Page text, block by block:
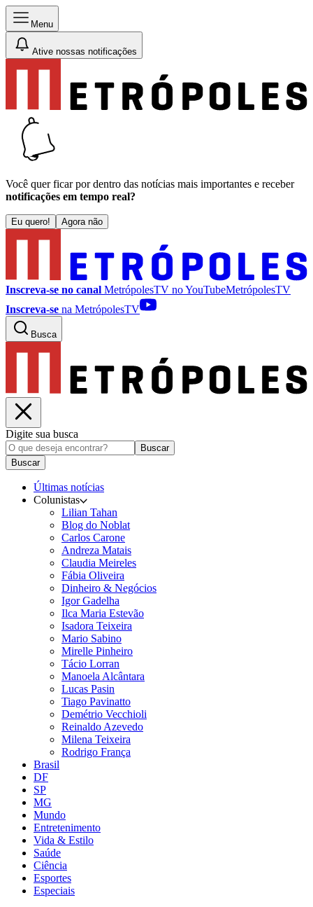
Menu
Ative nossas notificações
Você quer ficar por dentro das notícias mais importantes e receber
notificações em tempo real?
Eu quero! Agora não
Inscreva-se no canal MetrópolesTV noYouTubeMetrópolesTV
Inscreva-se na MetrópolesTV
Busca
Digite sua busca
Buscar
Buscar
Últimas notícias
Colunistas
Lilian Tahan
Blog do Noblat
Carlos Carone
Andreza Matais
Claudia Meireles
Fábia Oliveira
Dinheiro & Negócios
Igor Gadelha
Ilca Maria Estevão
Isadora Teixeira
Mario Sabino
Mirelle Pinheiro
Tácio Lorran
Manoela Alcântara
Lucas Pasin
Tiago Pavinatto
Demétrio Vecchioli
Reinaldo Azevedo
Milena Teixeira
Rodrigo França
Brasil
DF
SP
MG
Mundo
Entretenimento
Vida & Estilo
Saúde
Ciência
Esportes
Especiais